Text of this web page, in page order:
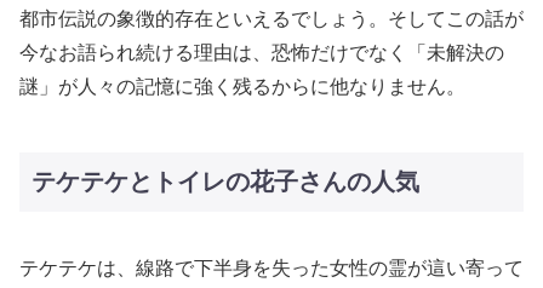
都市伝説の象徴的存在といえるでしょう。そしてこの話が
今なお語られ続ける理由は、恐怖だけでなく「未解決の
謎」が人々の記憶に強く残るからに他なりません。
テケテケとトイレの花子さんの人気
テケテケは、線路で下半身を失った女性の霊が這い寄って